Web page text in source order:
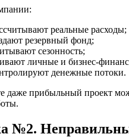
реальные расходы;
резервный фонд;
сезонность;
личные и бизнес-
денежные потоки.
даже прибыльный проект
№2.